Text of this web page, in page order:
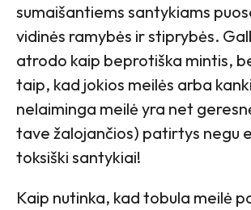
sumaišantiems santykiams
vidinės ramybės ir stiprybės.
atrodo kaip beprotiška mintis,
taip, kad jokios meilės arba
nelaiminga meilė yra net
tave žalojančios) patirtys negu
toksiški santykiai!
Kaip nutinka, kad tobula meilė